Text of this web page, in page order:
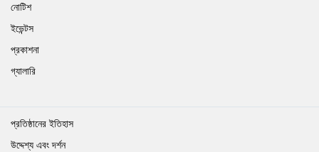
নোটিশ
ইভেন্টস
প্রকাশনা
গ্যালারি
প্রতিষ্ঠানের ইতিহাস
উদ্দেশ্য এবং দর্শন